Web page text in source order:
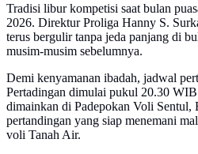
Tradisi libur kompetisi saat bulan
2026. Direktur Proliga Hanny S.
terus bergulir tanpa jeda panjang di
musim-musim sebelumnya.
Demi kenyamanan ibadah, jadwal
Pertadingan dimulai pukul 20.30
dimainkan di Padepokan Voli Sentul,
pertandingan yang siap menemani
voli Tanah Air.